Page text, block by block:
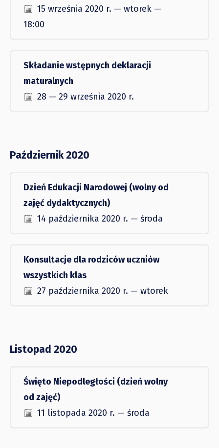
15 września 2020 r. — wtorek —
18:00
Składanie wstępnych deklaracji
maturalnych
28 — 29 września 2020 r.
Październik 2020
Dzień Edukacji Narodowej (wolny od
zajęć dydaktycznych)
14 października 2020 r. — środa
Konsultacje dla rodziców uczniów
wszystkich klas
27 października 2020 r. — wtorek
Listopad 2020
Święto Niepodległości (dzień wolny
od zajęć)
11 listopada 2020 r. — środa